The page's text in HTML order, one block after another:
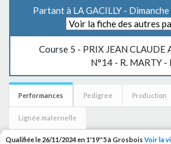
Partant à LA GACILLY -
Course 5 - PRIX JEAN CLAUDE
N°14 - R. MARTY -
Performances Pedigree Production
Lignée maternelle
Qualifiée le 26/11/2024 en 1'19''5 à Grosbois Voir la